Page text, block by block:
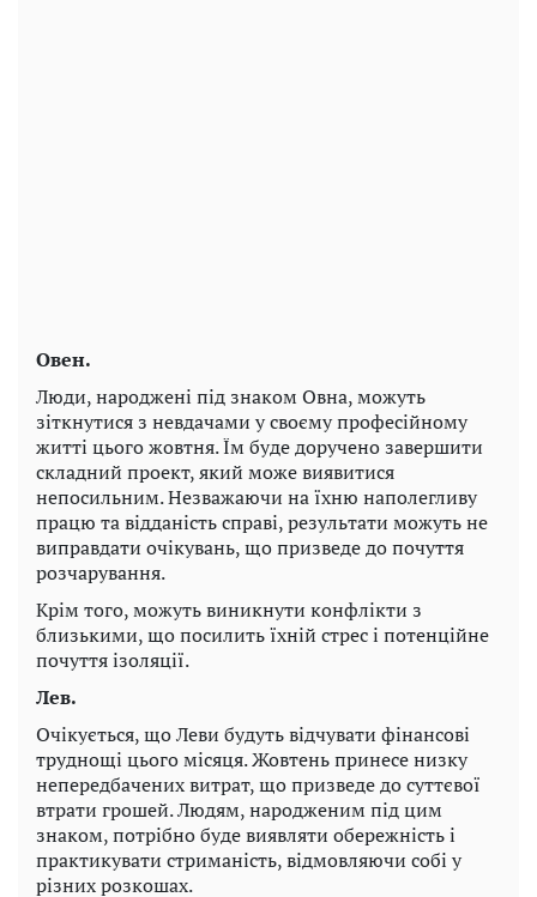
Овен.
Люди, народжені під знаком Овна, можуть
зіткнутися з невдачами у своєму професійному
житті цього жовтня. Їм буде доручено завершити
складний проект, який може виявитися
непосильним. Незважаючи на їхню наполегливу
працю та відданість справі, результати можуть не
виправдати очікувань, що призведе до почуття
розчарування.
Крім того, можуть виникнути конфлікти з
близькими, що посилить їхній стрес і потенційне
почуття ізоляції.
Лев.
Очікується, що Леви будуть відчувати фінансові
труднощі цього місяця. Жовтень принесе низку
непередбачених витрат, що призведе до суттєвої
втрати грошей. Людям, народженим під цим
знаком, потрібно буде виявляти обережність і
практикувати стриманість, відмовляючи собі у
різних розкошах.